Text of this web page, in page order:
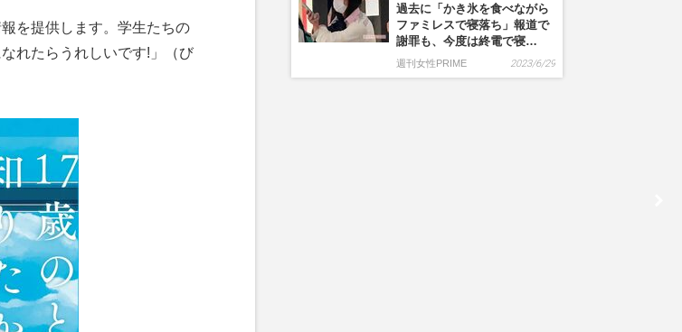
を提供します。学生たちの
れたらうれしいです!」（び
過去に「かき氷を食べながら
ファミレスで寝落ち」報道で
謝罪も、今度は終電で寝…
週刊女性PRIME 2023/6/29